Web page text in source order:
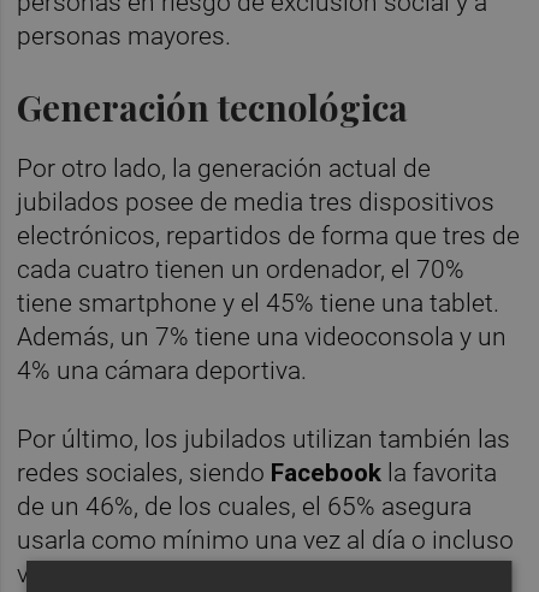
personas mayores.
Generación tecnológica
Por otro lado, la generación actual de
jubilados posee de media tres dispositivos
electrónicos, repartidos de forma que tres de
cada cuatro tienen un ordenador, el 70%
tiene smartphone y el 45% tiene una tablet.
Además, un 7% tiene una videoconsola y un
4% una cámara deportiva.
Por último, los jubilados utilizan también las
redes sociales, siendo Facebook la favorita
de un 46%, de los cuales, el 65% asegura
usarla como mínimo una vez al día o incluso
varias veces en un solo día. La segunda